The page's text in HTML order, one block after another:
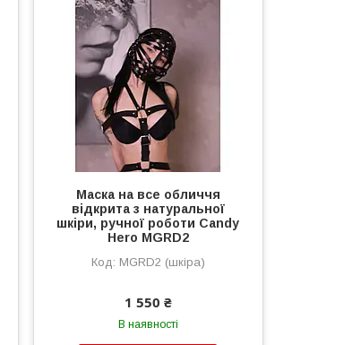
Маска на все обличчя
відкрита з натуральної
шкіри, ручної роботи Candy
Hero MGRD2
MGRD2 (шкіра)
1 550 ₴
В наявності